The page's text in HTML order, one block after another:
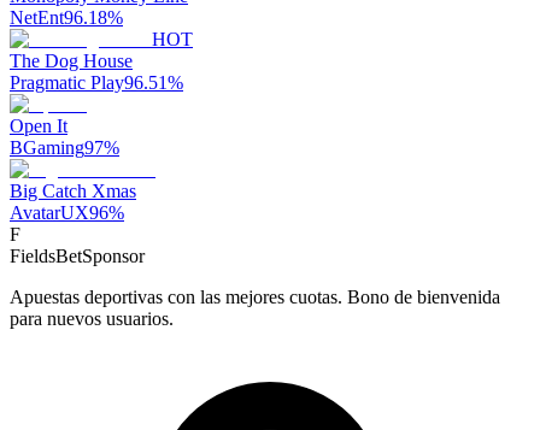
NetEnt96.18%
HOT
The Dog House
Pragmatic Play96.51%
Open It
BGaming97%
Big Catch Xmas
AvatarUX96%
F
FieldsBetSponsor
Apuestas deportivas con las mejores cuotas. Bono de bienvenida
para nuevos usuarios.